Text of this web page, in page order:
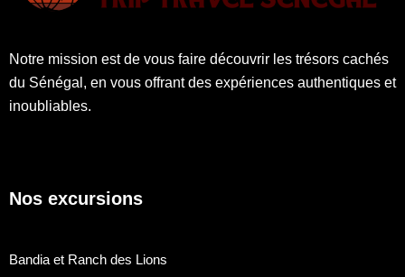
Notre mission est de vous faire découvrir les trésors cachés
du Sénégal, en vous offrant des expériences authentiques et
inoubliables.
Nos excursions
Bandia et Ranch des Lions